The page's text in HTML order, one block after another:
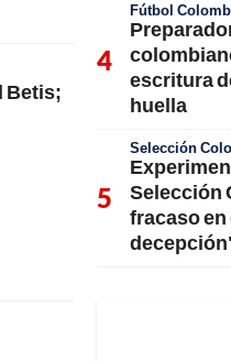
Betis;
Fútbol
escritura
huella
Selección
Selección
fracaso en